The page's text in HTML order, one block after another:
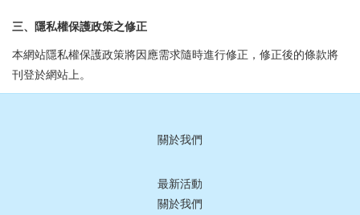
三、隱私權保護政策之修正
本網站隱私權保護政策將因應需求隨時進行修正，修正後的條款將
刊登於網站上。
關於我們
最新活動
關於我們